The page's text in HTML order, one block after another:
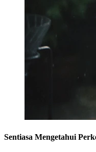
Sentiasa Mengetahui